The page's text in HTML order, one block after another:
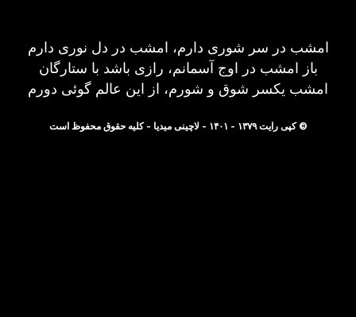
امشب در سر شوری دارم، امشب در دل نوری دارم
باز امشب در اوج آسمانم، رازی باشد با ستارگان
امشب یکسر شوق و شورم، از این عالم گوئی دورم
© کپی رایت ۱۳۷۹ - ۱۴۰۱ - لاچینی میدیا - کلیه حقوق محفوظ است